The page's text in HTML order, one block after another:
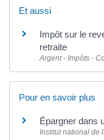
Et aussi
Impôt sur le
retraite
Argent - Impôts -
Pour en savoir plus
Épargner dans
Institut national de